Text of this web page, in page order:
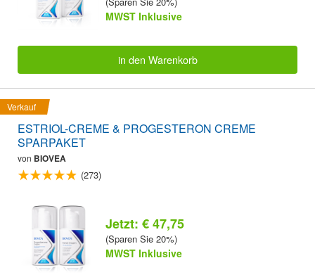
MWST Inklusive
in den Warenkorb
Verkauf
ESTRIOL-CREME & PROGESTERON CREME
SPARPAKET
von BIOVEA
(273)
Jetzt: € 47,75
(Sparen Sie 20%)
MWST Inklusive